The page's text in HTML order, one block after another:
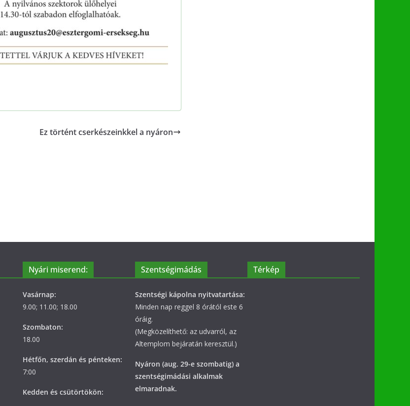
Ez történt cserkészeinkkel a nyáron
Nyári miserend:
Vasárnap:
9.00; 11.00; 18.00
Szombaton:
18.00
Hétfőn, szerdán és pénteken:
7:00
Kedden és csütörtökön:
Szentségimádás
Szentségi kápolna nyitvatartása:
Minden nap reggel 8 órától este 6
óráig.
(Megközelíthető: az udvarról, az
Altemplom bejáratán keresztül.)
Nyáron (aug. 29-e szombatig) a
szentségimádási alkalmak
elmaradnak.
Térkép